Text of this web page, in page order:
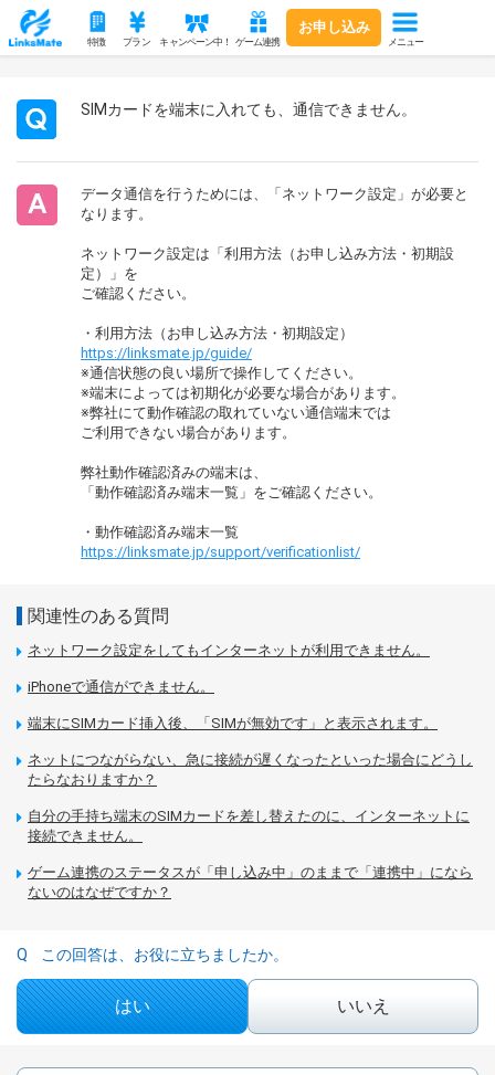
特徴 プラン キャンペーン中！ ゲーム連携
お申し込み
メニュー
SIMカードを端末に入れても、通信できません。
データ通信を行うためには、「ネットワーク設定」が必要と
なります。
ネットワーク設定は「利用方法（お申し込み方法・初期設
定）」を
ご確認ください。
・利用方法（お申し込み方法・初期設定）
https://linksmate.jp/guide/
※通信状態の良い場所で操作してください。
※端末によっては初期化が必要な場合があります。
※弊社にて動作確認の取れていない通信端末では
ご利用できない場合があります。
弊社動作確認済みの端末は、
「動作確認済み端末一覧」をご確認ください。
・動作確認済み端末一覧
https://linksmate.jp/support/verificationlist/
関連性のある質問
ネットワーク設定をしてもインターネットが利用できません。
iPhoneで通信ができません。
端末にSIMカード挿入後、「SIMが無効です」と表示されます。
ネットにつながらない、急に接続が遅くなったといった場合にどうし
たらなおりますか？
自分の手持ち端末のSIMカードを差し替えたのに、インターネットに
接続できません。
ゲーム連携のステータスが「申し込み中」のままで「連携中」になら
ないのはなぜですか？
この回答は、お役に立ちましたか。
はい いいえ